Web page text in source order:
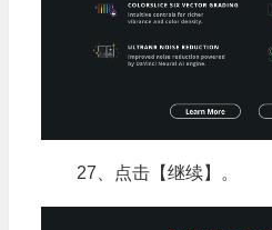
27、点击【继续】。